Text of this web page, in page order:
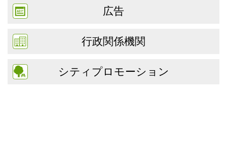
広告
行政関係機関
シティプロモーション